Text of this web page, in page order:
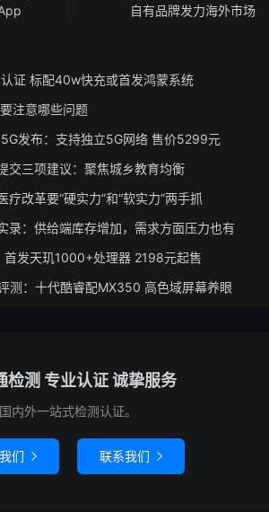
自有品牌发力海外市场
证 标配40w快充或首发鸿蒙系统
注意哪些问题
发布：支持独立5G网络 售价5299元
交三项建议：聚焦城乡教育均衡
疗改革要“硬实力”和“软实力”两手抓
录：供给端库存增加，需求方面压力也有
首发天玑1000+处理器 2198元起售
测：十代酷睿配MX350 高色域屏幕养眼
检测 专业认证 诚挚服务
国内外一站式检测认证。
们  联系我们 